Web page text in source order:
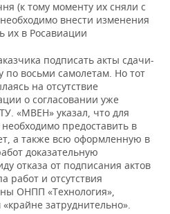
(к тому моменту их сняли с
внести изменения
их в Росавиации
подписать акты сдачи-
по восьми самолетам. Но тот
на отсутствие
о согласовании уже
«МВЕН» указал, что для
предоставить в
а также всю оформленную в
доказательную
отказа от подписания актов
работ и отсутствия
ОНПП «Технология»,
затруднительно».